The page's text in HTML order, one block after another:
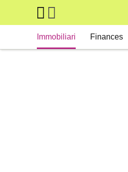
Skip to main content
Immobiliari Finances